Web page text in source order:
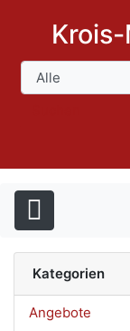
Kategorien
Angebote